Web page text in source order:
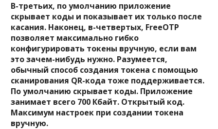
В-третьих, по умолчанию приложение
скрывает коды и показывает их только после
касания. Наконец, в-четвертых, FreeOTP
позволяет максимально гибко
конфигурировать токены вручную, если вам
это зачем-нибудь нужно. Разумеется,
обычный способ создания токена с помощью
сканирования QR-кода тоже поддерживается.
По умолчанию скрывает коды. Приложение
занимает всего 700 Кбайт. Открытый код.
Максимум настроек при создании токена
вручную.